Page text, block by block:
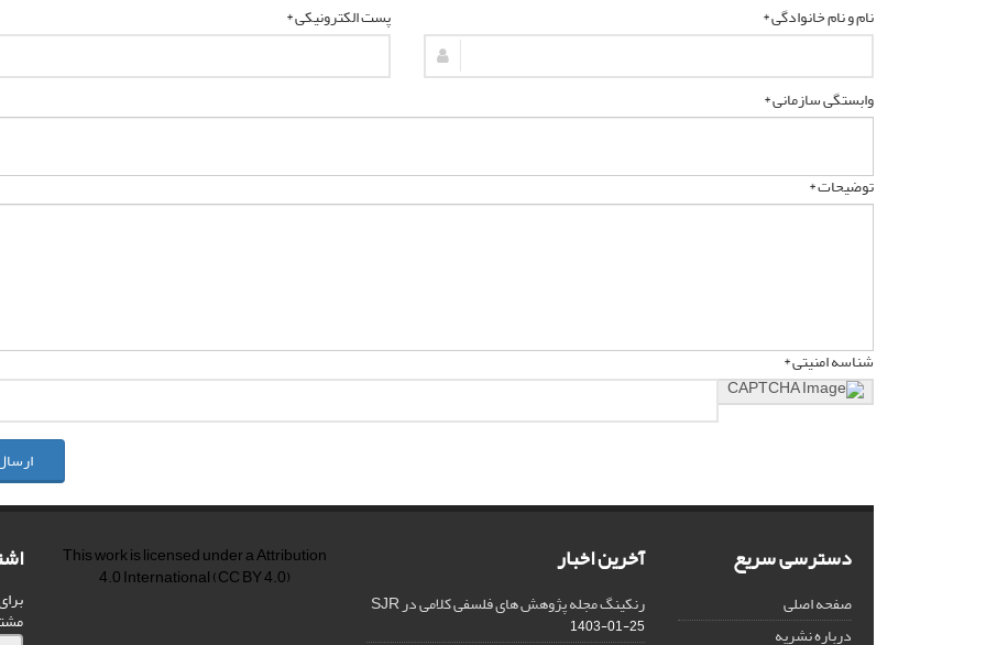
نام و نام خانوادگی * پست الکترونیکی *
وابستگی سازمانی *
توضیحات *
شناسه امنیتی *
دسترسی سریع
صفحه اصلی
درباره نشریه
آخرین اخبار
رنکینگ مجله پژوهش های فلسفی کلامی در SJR
1403-01-25
This work is licensed under aAttribution
4.0 International(CC BY 4.0)